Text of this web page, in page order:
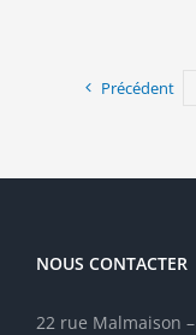
Précédent
NOUS CONTACTER
22 rue Malmaison